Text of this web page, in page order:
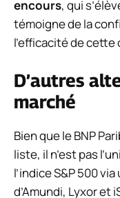
encours, qui
témoigne de la
l’efficacité de cette
D’autres
marché
Bien que le BNP
liste, il n’est pas
l’indice S&P 500 via
d’Amundi, Lyxor